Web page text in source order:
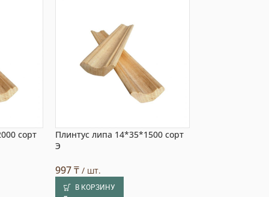
сорт
Плинтус липа 14*35*1500 сорт
Э
997₸/ шт.
В КОРЗИНУ